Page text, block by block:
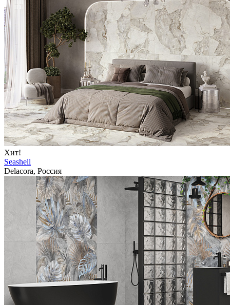
Хит!
Seashell
Delacora, Россия